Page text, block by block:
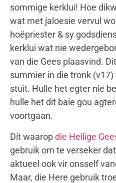
sommige kerklui! Hoe
wat met jaloesie vervul
hoëpriester & sy
kerklui wat nie
van die Gees plaasvind.
summier in die tronk
stuit. Hulle het egter nie
hulle het dit baie gou
voortgaan.
Dít waaropdie Heilige
gebruik om te verseker
aktueel ook vir onsself
Maar, die Here gebruik